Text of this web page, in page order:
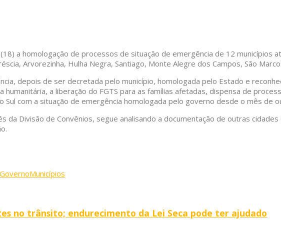
a homologação de processos de situação de emergência de 12 municípios
Arvorezinha, Hulha Negra, Santiago, Monte Alegre dos Campos, São
depois de ser decretada pelo município, homologada pelo Estado e
humanitária, a liberação do FGTS para as famílias afetadas, dispensa de
Sul com a situação de emergência homologada pelo governo desde o mês de
da Divisão de Convênios, segue analisando a documentação de outras
GovernoMunicípios
no trânsito; endurecimento da Lei Seca pode ter ajudado